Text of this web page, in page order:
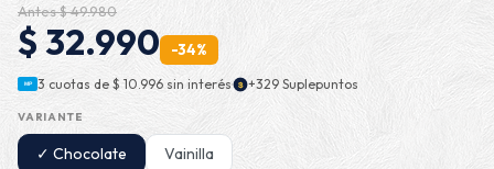
Antes $ 49.980
$ 32.990 -34%
MP 3 cuotas de $ 10.996 sin interés· $ +329 Suplepuntos
VARIANTE
✓ Chocolate Vainilla